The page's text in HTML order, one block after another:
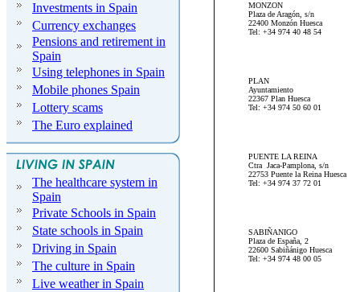
Investments in Spain
Currency exchanges
Pensions and retirement in
Spain
Using telephones in Spain
Mobile phones Spain
Lottery scams
The Euro explained
The healthcare system in
Spain
Private Schools in Spain
State schools in Spain
Driving in Spain
The culture in Spain
Live weather in Spain
MONZON
Plaza de Aragón, s/n
22400 Monzón Huesca
Tel: +34 974 40 48 54
PLAN
Ayuntamiento
22367 Plan Huesca
Tel: +34 974 50 60 01
PUENTE LA REINA
Ctra Jaca-Pamplona, s/n
22753 Puente la Reina Huesca
Tel: +34 974 37 72 01
SABIÑANIGO
Plaza de España, 2
22600 Sabiñánigo Huesca
Tel: +34 974 48 00 05